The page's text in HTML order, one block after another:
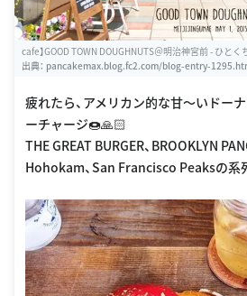
cafe】GOOD TOWN DOUGHNUTS＠明治神宮前 - ひと
出典： pancakemax.blog.fc2.com/blog-entry-
疲れたら、アメリカン的な甘〜いドー
ーチャージ🍩🙏🏻
THE GREAT BURGER、BROOKLYN
Hohokam、San Francisco Peaksの系